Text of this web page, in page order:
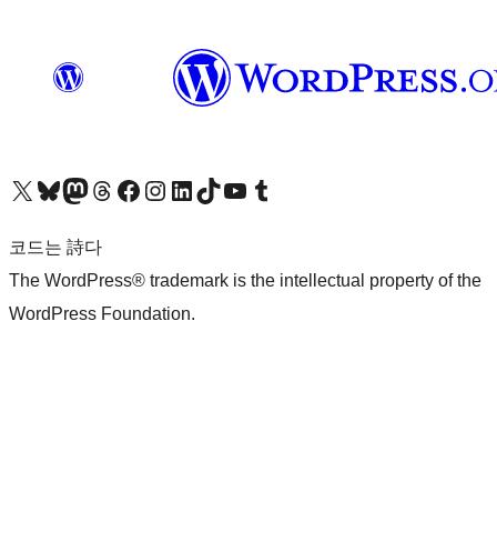
X(이전 트위터) 계정 방문하기블루스카이 계정 방문하기마스토돈 계정 방문하기스레드 계정 방문하기 페이스북 페이지 방문하기인스타그램 계정 방문하기 LinkedIn 계정 방문하기틱톡 계정 방문하기유튜브 채널 방문하기 텀블러 계정 방문하기
코드는 詩다
The WordPress® trademark is the intellectual property of the
WordPress Foundation.